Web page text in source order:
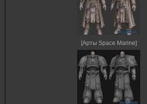
[Арты Space Marine]